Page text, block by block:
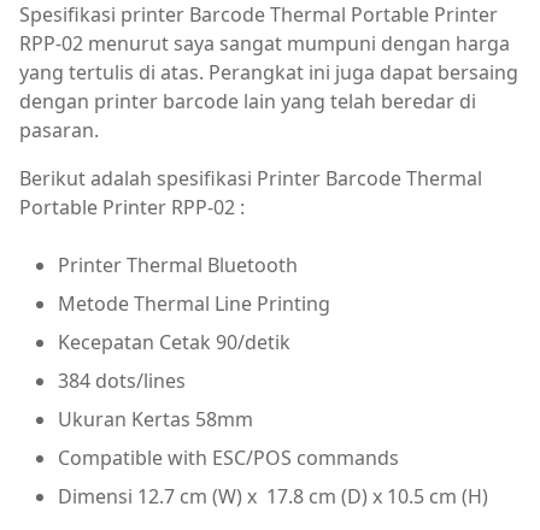
Spesifikasi printer Barcode Thermal Portable Printer
RPP-02 menurut saya sangat mumpuni dengan harga
yang tertulis di atas. Perangkat ini juga dapat bersaing
dengan printer barcode lain yang telah beredar di
pasaran.
Berikut adalah spesifikasi Printer Barcode Thermal
Portable Printer RPP-02 :
Printer Thermal Bluetooth
Metode Thermal Line Printing
Kecepatan Cetak 90/detik
384 dots/lines
Ukuran Kertas 58mm
Compatible with ESC/POS commands
Dimensi 12.7 cm (W) x 17.8 cm (D) x 10.5 cm (H)